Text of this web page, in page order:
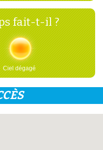
fait-t-il ?
Ciel dégagé